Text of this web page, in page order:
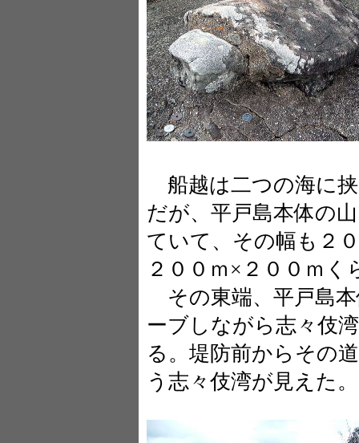
船越は二つの海に
だが、平戸島本体の
ていて、その幅も２
２００ｍ×２００ｍ
その東端、平戸島
ーブしながら志々伎
る。堤防前からその
う志々伎湾が見えた。